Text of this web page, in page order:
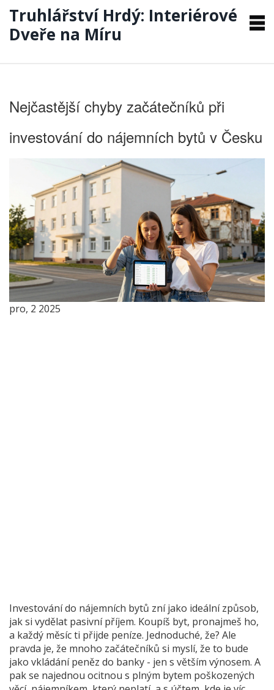
Truhlářství Hrdý: Interiérové
Dveře na Míru
Nejčastější chyby začátečníků při
investování do nájemních bytů v Česku
pro, 2 2025
Investování do nájemních bytů zní jako ideální způsob,
jak si vydělat pasivní příjem. Koupíš byt, pronajmeš ho,
a každý měsíc ti přijde peníze. Jednoduché, že? Ale
pravda je, že mnoho začátečníků si myslí, že to bude
jako vkládání peněz do banky - jen s větším výnosem. A
pak se najednou ocitnou s plným bytem poškozených